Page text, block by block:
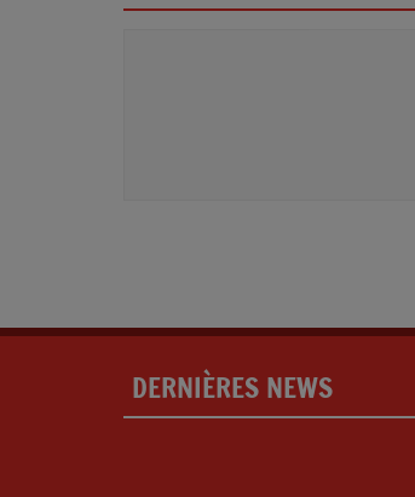
DERNIÈRES NEWS